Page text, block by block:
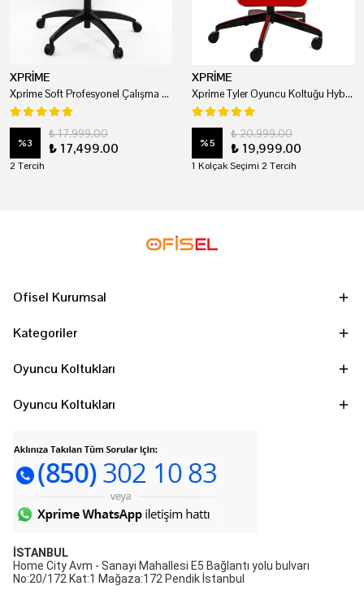
XPRİME
Xprime Soft Profesyonel Çalışma Ve Oyuncu Koltuğu
%3
₺ 17,999.00
₺ 17,499.00
2 Tercih
XPRİME
Xprime Tyler Oyuncu Koltuğu Hybrid Kumaş Kırmızı
%5
₺ 20,999.00
₺ 19,999.00
1 Kolçak Seçimi 2 Tercih
Ofisel Kurumsal
Kategoriler
Oyuncu Koltukları
Oyuncu Koltukları
İSTANBUL
Home City Avm - Sanayi Mahallesi E5 Bağlantı yolu bulvarı
No:20/172 Kat:1 Mağaza:172 Pendik İstanbul